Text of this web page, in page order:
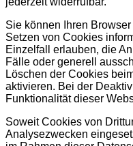
Sie können Ihren
Setzen von Cookies
Einzelfall erlauben, die
Fälle oder generell
Löschen der Cookies
aktivieren. Bei der
Funktionalität dieser
Soweit Cookies von
Analysezwecken